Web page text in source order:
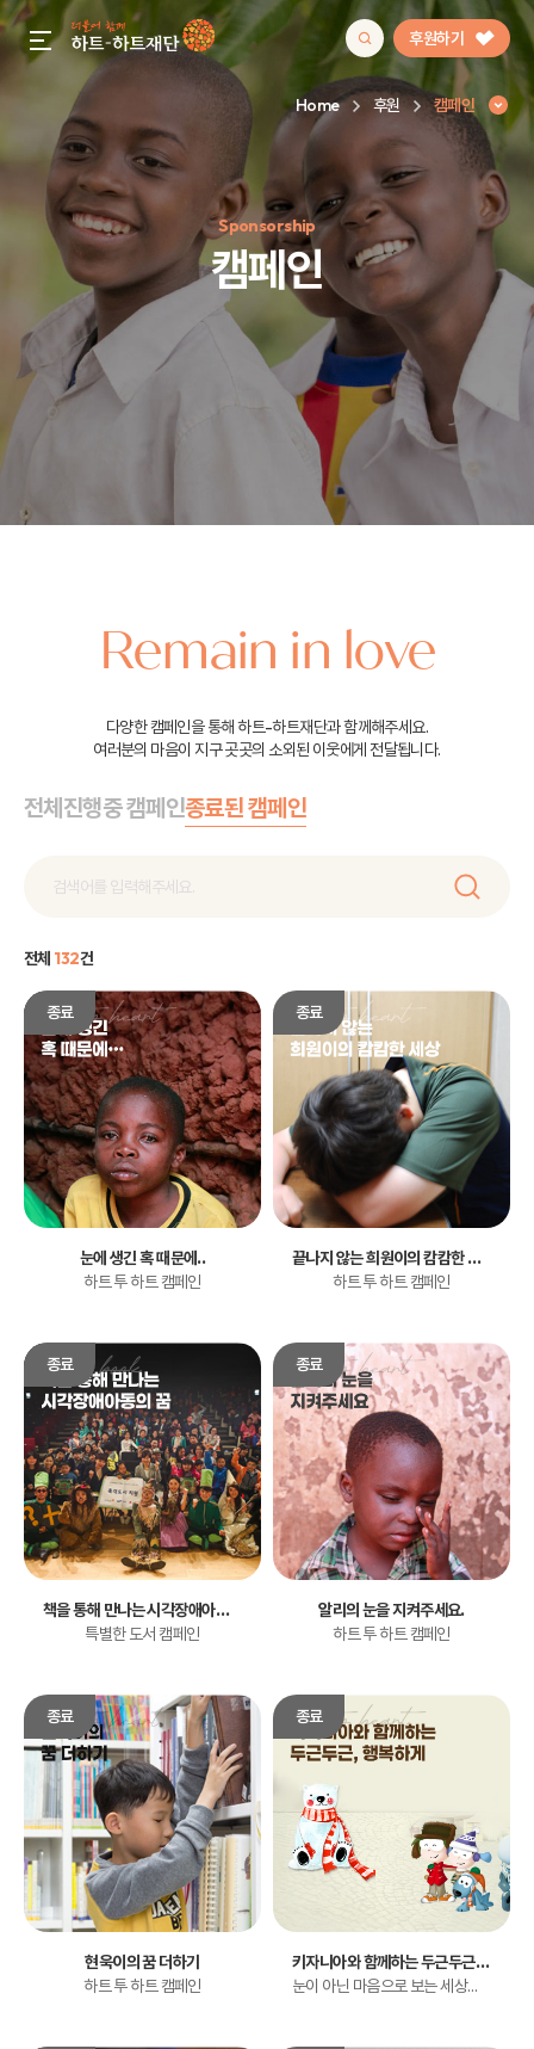
gnb menu open 후원하기
인기 키워드
#정기후원#하트플레이스#캠페인 #팬덤후원
Home 후원 캠페인
Sponsorship
캠페인
Remain in love
다양한 캠페인을 통해 하트-하트재단과 함께해주세요.
여러분의 마음이 지구 곳곳의 소외된 이웃에게 전달됩니다.
전체진행중 캠페인종료된 캠페인
전체 132건
눈에 생긴 혹 때문에..
하트 투 하트 캠페인
끝나지 않는 희원이의 캄캄한 세상
하트 투 하트 캠페인
책을 통해 만나는 시각장애아동의 꿈
특별한 도서 캠페인
알리의 눈을 지켜주세요.
하트 투 하트 캠페인
현욱이의 꿈 더하기
하트 투 하트 캠페인
키자니아와 함께하는 두근두근 행복하게
눈이 아닌 마음으로 보는 세상을 경험해 보세요.